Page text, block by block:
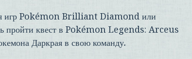
игр Pokémon Brilliant Diamond или
пройти квест в Pokémon Legends: Arceus
Даркрая в свою команду.